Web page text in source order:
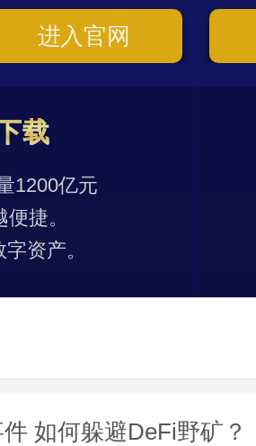
进入官网
载
1200亿元
捷。
资产。
如何躲避DeFi野矿？